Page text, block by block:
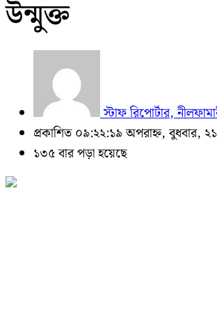
উন্মুক্ত
স্টাফ রিপোর্টার,
প্রকাশিত ০৯:২২:১৯ অপরাহ্ন, বুধবার,
১৩৫ বার পড়া হয়েছে